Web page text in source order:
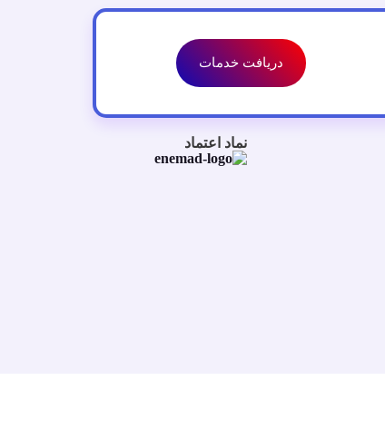
دریافت خدمات
نماد اعتماد